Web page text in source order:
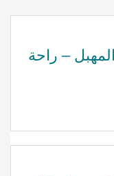
– راحة